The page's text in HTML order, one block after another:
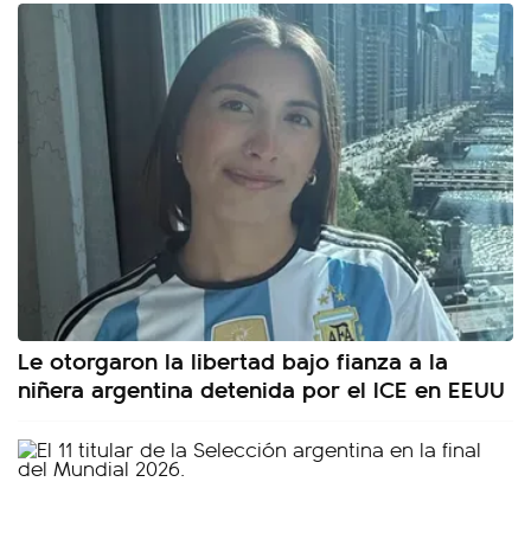
Le otorgaron la libertad bajo fianza a la
niñera argentina detenida por el ICE en EEUU